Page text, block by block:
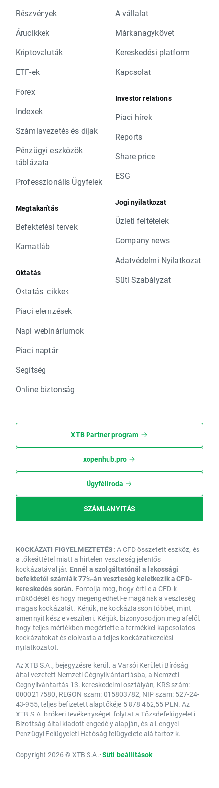
Részvények
Árucikkek
Kriptovaluták
ETF-ek
Forex
Indexek
Számlavezetés és díjak
Pénzügyi eszközök
táblázata
Professzionális Ügyfelek
Megtakarítás
Befektetési tervek
Kamatláb
Oktatás
Oktatási cikkek
Piaci elemzések
Napi webináriumok
Piaci naptár
Segítség
Online biztonság
A vállalat
Márkanagykövet
Kereskedési platform
Kapcsolat
Investor relations
Piaci hírek
Reports
Share price
ESG
Jogi nyilatkozat
Üzleti feltételek
Company news
Adatvédelmi Nyilatkozat
Süti Szabályzat
XTB Partner program
xopenhub.pro
Ügyféliroda
SZÁMLANYITÁS
KOCKÁZATI FIGYELMEZTETÉS: A CFD összetett eszköz, és
a tőkeáttétel miatt a hirtelen veszteség jelentős
kockázatával jár. Ennél a szolgáltatónál a lakossági
befektetői számlák 77%-án veszteség keletkezik a CFD-
kereskedés során. Fontolja meg, hogy érti-e a CFD-k
működését és hogy megengedheti-e magának a veszteség
magas kockázatát. Kérjük, ne kockáztasson többet, mint
amennyit kész elveszíteni. Kérjük, bizonyosodjon meg afelől,
hogy teljes mértékben megértette a termékkel kapcsolatos
kockázatokat és elolvasta a teljes kockázatkezelési
nyilatkozatot.
Az XTB S.A., bejegyzésre került a Varsói Kerületi Bíróság
által vezetett Nemzeti Cégnyilvántartásba, a Nemzeti
Cégnyilvántartás 13. kereskedelmi osztályán, KRS szám:
0000217580, REGON szám: 015803782, NIP szám: 527-24-
43-955, teljes befizetett alaptőkéje 5 878 462,55 PLN. Az
XTB S.A. brókeri tevékenységet folytat a Tőzsdefelügyeleti
Bizottság által kiadott engedély alapján, és a Lengyel
Pénzügyi Felügyeleti Hatóság felügyelete alá tartozik.
Copyright 2026 © XTB S.A.•Süti beállítások